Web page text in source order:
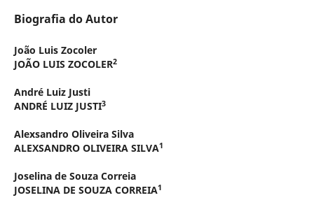
Biografia do Autor
João Luis Zocoler
JOÃO LUIS ZOCOLER2
André Luiz Justi
ANDRÉ LUIZ JUSTI3
Alexsandro Oliveira Silva
ALEXSANDRO OLIVEIRA SILVA1
Joselina de Souza Correia
JOSELINA DE SOUZA CORREIA1